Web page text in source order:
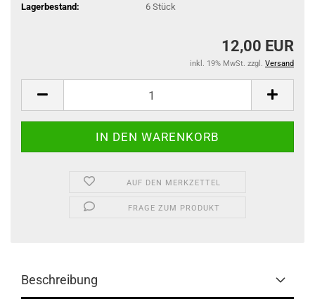
Lagerbestand: 6 Stück
12,00 EUR
inkl. 19% MwSt. zzgl. Versand
AUF DEN MERKZETTEL
FRAGE ZUM PRODUKT
Beschreibung